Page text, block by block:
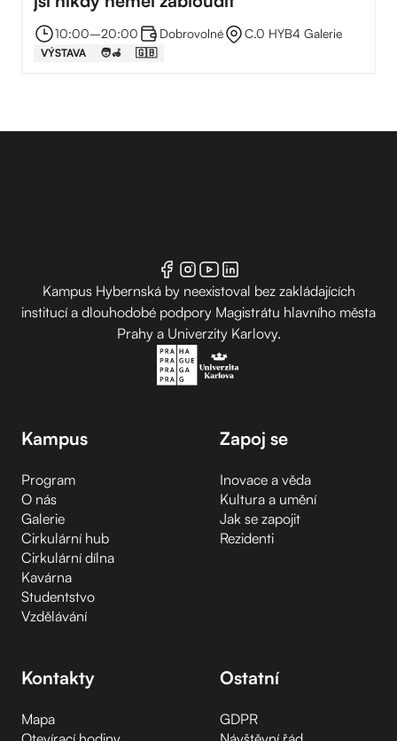
10:00–⁠20:00 Dobrovolné C.0 HYB4 Galerie
VÝSTAVA 🧑‍🦽 🇬🇧
Kampus Hybernská by neexistoval bez zakládajících
institucí a dlouhodobé podpory Magistrátu hlavního města
Prahy a Univerzity Karlovy.
Kampus
Program
O nás
Galerie
Cirkulární hub
Cirkulární dílna
Kavárna
Studentstvo
Vzdělávání
Zapoj se
Inovace a věda
Kultura a umění
Jak se zapojit
Rezidenti
Kontakty
Mapa
Ostatní
GDPR